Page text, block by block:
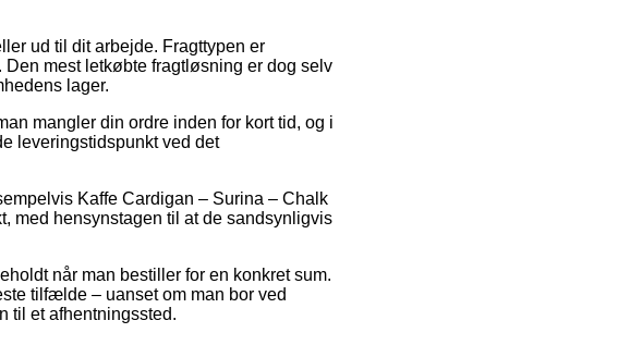
ud til dit arbejde. Fragttypen er
mest letkøbte fragtløsning er dog selv
lager.
mangler din ordre inden for kort tid, og i
leveringstidspunkt ved det
Kaffe Cardigan – Surina – Chalk
med hensynstagen til at de sandsynligvis
når man bestiller for en konkret sum.
tilfælde – uanset om man bor ved
til et afhentningssted.